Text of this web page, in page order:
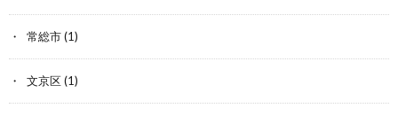
常総市(1)
文京区(1)